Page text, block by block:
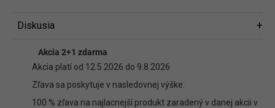
Akcia 2+1 zdarma
Akcia platí od 12.5.2026 do 9.8.2026
Zľava sa poskytuje v nasledovnej výške:
100 % zľava na najlacnejší produkt zaradený v danej akcii v
Diskusia
Diskusia
Buďte prvý, kto napíše príspevok k tejto položke.
Len registrovaní používatelia môžu pridávať príspevky. Prosím
alebo sazaregistrujte.